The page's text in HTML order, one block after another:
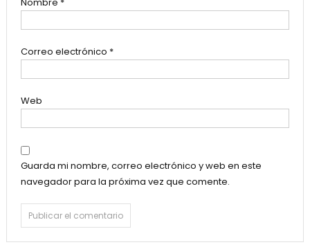
Correo electrónico *
Web
Guarda mi nombre, correo electrónico y web en este
navegador para la próxima vez que comente.